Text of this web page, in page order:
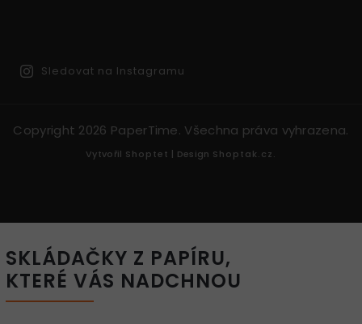
Sledovat na Instagramu
Copyright 2026 PaperTime. Všechna práva vyhrazena.
Vytvořil Shoptet | Design Shoptak.cz.
SKLÁDAČKY Z PAPÍRU,
KTERÉ VÁS NADCHNOU